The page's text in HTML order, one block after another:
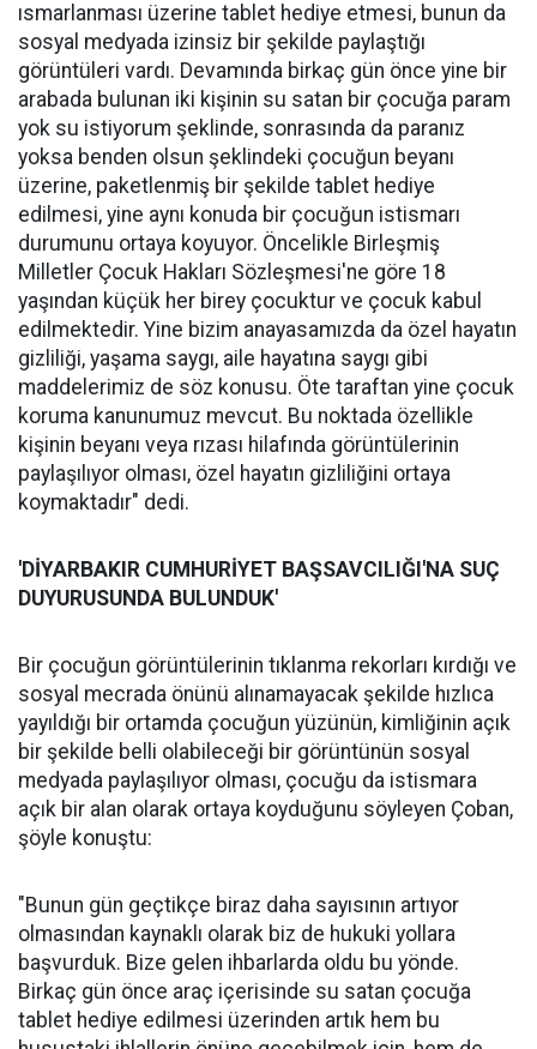
ısmarlanması üzerine tablet hediye etmesi, bunun da
sosyal medyada izinsiz bir şekilde paylaştığı
görüntüleri vardı. Devamında birkaç gün önce yine bir
arabada bulunan iki kişinin su satan bir çocuğa param
yok su istiyorum şeklinde, sonrasında da paranız
yoksa benden olsun şeklindeki çocuğun beyanı
üzerine, paketlenmiş bir şekilde tablet hediye
edilmesi, yine aynı konuda bir çocuğun istismarı
durumunu ortaya koyuyor. Öncelikle Birleşmiş
Milletler Çocuk Hakları Sözleşmesi'ne göre 18
yaşından küçük her birey çocuktur ve çocuk kabul
edilmektedir. Yine bizim anayasamızda da özel hayatın
gizliliği, yaşama saygı, aile hayatına saygı gibi
maddelerimiz de söz konusu. Öte taraftan yine çocuk
koruma kanunumuz mevcut. Bu noktada özellikle
kişinin beyanı veya rızası hilafında görüntülerinin
paylaşılıyor olması, özel hayatın gizliliğini ortaya
koymaktadır" dedi.
'DİYARBAKIR CUMHURİYET BAŞSAVCILIĞI'NA SUÇ
DUYURUSUNDA BULUNDUK'
Bir çocuğun görüntülerinin tıklanma rekorları kırdığı ve
sosyal mecrada önünü alınamayacak şekilde hızlıca
yayıldığı bir ortamda çocuğun yüzünün, kimliğinin açık
bir şekilde belli olabileceği bir görüntünün sosyal
medyada paylaşılıyor olması, çocuğu da istismara
açık bir alan olarak ortaya koyduğunu söyleyen Çoban,
şöyle konuştu:
"Bunun gün geçtikçe biraz daha sayısının artıyor
olmasından kaynaklı olarak biz de hukuki yollara
başvurduk. Bize gelen ihbarlarda oldu bu yönde.
Birkaç gün önce araç içerisinde su satan çocuğa
tablet hediye edilmesi üzerinden artık hem bu